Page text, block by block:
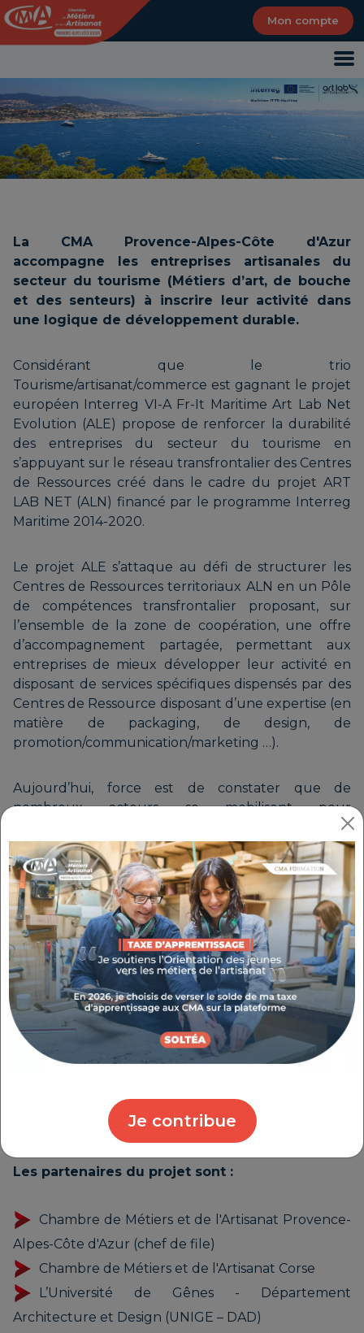
Mon compte
Je contribue
La CMA Provence-Alpes-Côte d'Azur
accompagne les entreprises artisanales du
secteur du tourisme (Métiers d’art, de bouche
et des senteurs) à inscrire leur activité dans
une logique de développement durable.
Considérant que le trio
Tourisme/artisanat/commerce est gagnant le projet
européen Interreg VI-A Fr-It Maritime Art Lab Net
Evolution (ALE) propose de renforcer la durabilité
des entreprises du secteur du tourisme en
s’appuyant sur le réseau transfrontalier des Centres
de Ressources créé dans le cadre du projet ART
LAB NET (ALN) financé par le programme Interreg
Maritime 2014-2020.
Le projet ALE s’attaque au défi de structurer les
Centres de Ressources territoriaux ALN en un Pôle
de compétences transfrontalier proposant, sur
l’ensemble de la zone de coopération, une offre
d’accompagnement partagée, permettant aux
entreprises de mieux développer leur activité en
disposant de services spécifiques dispensés par des
Centres de Ressource disposant d’une expertise (en
matière de packaging, de design, de
promotion/communication/marketing …).
Aujourd’hui, force est de constater que de
nombreux acteurs se mobilisent pour
accompagner les TPE de la filière du tourisme,
souvent perdues face à une offre multiple,
répondant de façon partielle à leurs besoins. Le
Pôle de Compétences et d'excellence ALN doit
s’imposer comme un acteur clé permettant à ces
TPE de disposer d’une offre de services large et de
qualité permettant d’assurer leur pérennité par
une offre d’accompagnement à 360°.
La particularité de ce projet consiste à associer les
entreprises à la conception d’une offre
d’accompagnement transfrontalière innovante,
tenant compte de leurs besoins afin d’optimiser
aussi de leur permettre d’intégrer un réseau
transfrontalier d’acteurs de la filière du tourisme.
Les partenaires du projet sont :
Chambre de Métiers et de l'Artisanat Provence-
Alpes-Côte d'Azur (chef de file)
Chambre de Métiers et de l'Artisanat Corse
L’Université de Gênes - Département
Architecture et Design (UNIGE – DAD)
Panneau de gestion des cookies